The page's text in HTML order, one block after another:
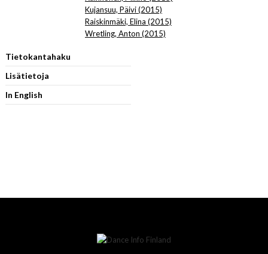
Kujansuu, Päivi (2015)
Raiskinmäki, Elina (2015)
Wretling, Anton (2015)
Tietokantahaku
Lisätietoja
In English